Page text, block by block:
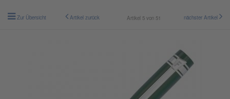
Zur Übersicht Artikel zurück Artikel 5 von 51 nächster Artikel